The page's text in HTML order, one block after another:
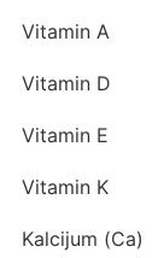
Vitamin A
Vitamin D
Vitamin E
Vitamin K
Kalcijum (Ca)